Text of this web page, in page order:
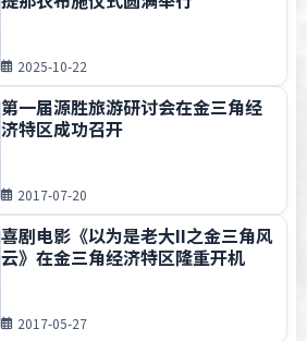
2025-10-22
第一届源胜旅游研讨会在金三角经
济特区成功召开
2017-07-20
喜剧电影《以为是老大II之金三角风
云》在金三角经济特区隆重开机
2017-05-27